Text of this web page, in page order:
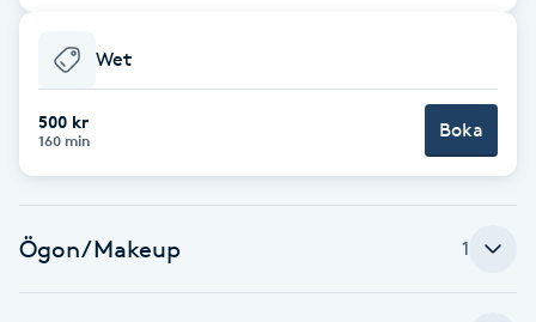
Celluliter
Color correction
Wet
500 kr
160 min Boka
Ögon/Makeup 1